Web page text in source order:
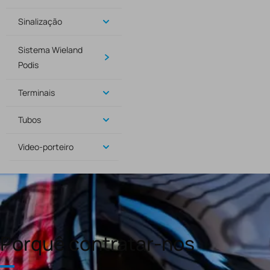
Sinalização
Sistema Wieland
Podis
Terminais
Tubos
Video-porteiro
Porquê contratar-nos